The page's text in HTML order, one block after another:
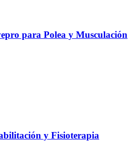
para Polea y Musculación
y Fisioterapia